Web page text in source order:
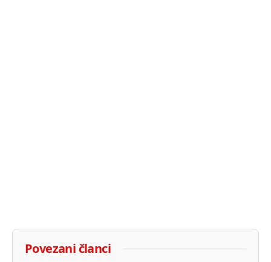
Povezani članci